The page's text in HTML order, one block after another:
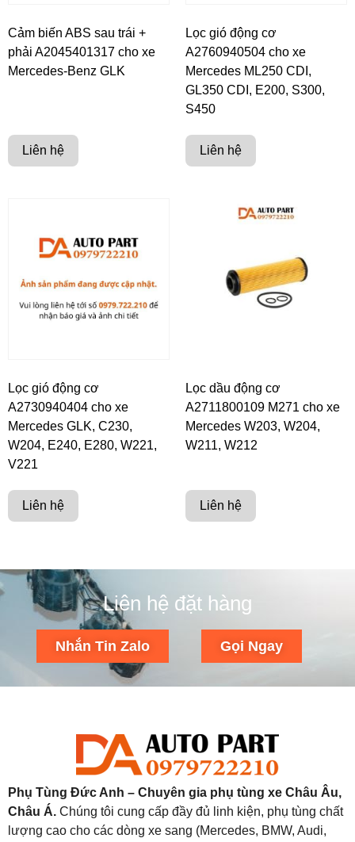
Cảm biến ABS sau trái +
phải A2045401317 cho xe
Mercedes-Benz GLK
Liên hệ
Lọc gió động cơ
A2760940504 cho xe
Mercedes ML250 CDI,
GL350 CDI, E200, S300,
S450
Liên hệ
Lọc gió động cơ
A2730940404 cho xe
Mercedes GLK, C230,
W204, E240, E280, W221,
V221
Liên hệ
Lọc dầu động cơ
A2711800109 M271 cho xe
Mercedes W203, W204,
W211, W212
Liên hệ
Liên hệ đặt hàng
Nhắn Tin Zalo Gọi Ngay
Phụ Tùng Đức Anh – Chuyên gia phụ tùng xe Châu Âu,
Châu Á. Chúng tôi cung cấp đầy đủ linh kiện, phụ tùng chất
lượng cao cho các dòng xe sang (Mercedes, BMW, Audi,